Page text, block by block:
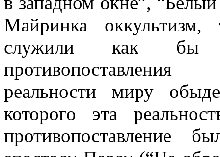
Майринка оккультизм,
служили как бы
реальности миру
которого эта
противопоставление